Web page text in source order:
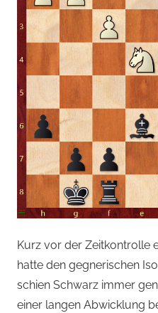
Kurz vor der Zeitkontrolle
hatte den gegnerischen
schien Schwarz immer
einer langen Abwicklung